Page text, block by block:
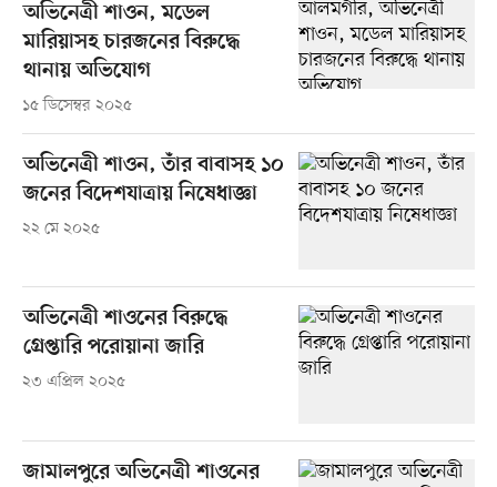
অভিনেত্রী শাওন, মডেল
মারিয়াসহ চারজনের বিরুদ্ধে
থানায় অভিযোগ
১৫ ডিসেম্বর ২০২৫
অভিনেত্রী শাওন, তাঁর বাবাসহ ১০
জনের বিদেশযাত্রায় নিষেধাজ্ঞা
২২ মে ২০২৫
অভিনেত্রী শাওনের বিরুদ্ধে
গ্রেপ্তারি পরোয়ানা জারি
২৩ এপ্রিল ২০২৫
জামালপুরে অভিনেত্রী শাওনের